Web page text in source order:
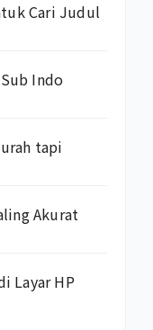
Cari Judul
Indo
tapi
Akurat
Layar HP